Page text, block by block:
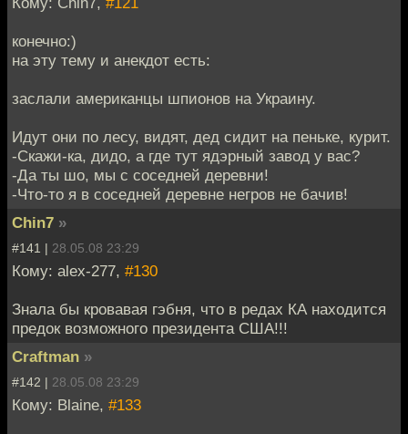
конечно:)
на эту тему и анекдот есть:
заслали американцы шпионов на Украину.
Идут они по лесу, видят, дед сидит на пеньке, курит.
-Скажи-ка, дидо, а где тут ядэрный завод у вас?
-Да ты шо, мы с соседней деревни!
-Что-то я в соседней деревне негров не бачив!
Chin7 »
#141 | 28.05.08 23:29
Кому: alex-277, #130
Знала бы кровавая гэбня, что в редах КА находится
предок возможного президента США!!!
Craftman »
#142 | 28.05.08 23:29
Кому: Blaine, #133